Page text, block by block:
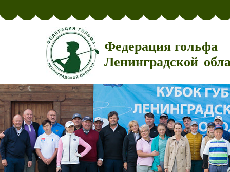
Федерация гольфа
Ленинградской